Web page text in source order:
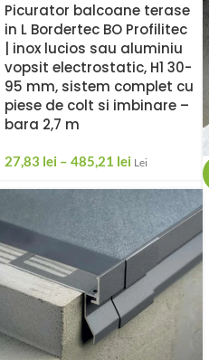
Picurator balcoane terase
in L Bordertec BO Profilitec
| inox lucios sau aluminiu
vopsit electrostatic, H1 30-
95 mm, sistem complet cu
piese de colt si imbinare –
bara 2,7 m
27,83 lei – 485,21 lei Lei